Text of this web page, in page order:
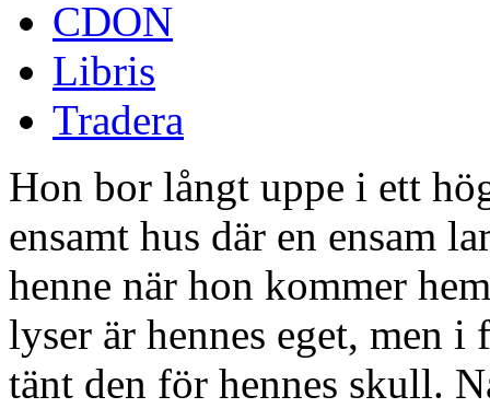
CDON
Libris
Tradera
Hon bor långt uppe i ett
ensamt hus där en ensam
henne när hon kommer
lyser är hennes eget, men i
tänt den för hennes skull.